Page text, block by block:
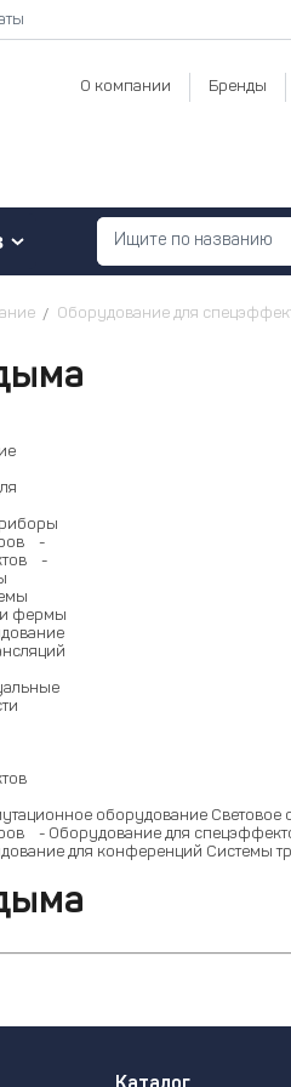
О компании Бренды
Оборудование для
-
-
фермы
оборудование Световое
- Оборудование для
для конференций Системы